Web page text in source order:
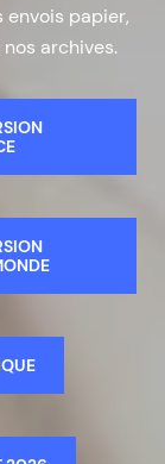
envois papier,
archives.